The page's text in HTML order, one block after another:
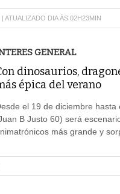
ATUALIZADO DIA ÀS 02H23MIN
GENERAL
dinosaurios,
épica del verano
el 19 de diciembre
B Justo 60) será
más grande y